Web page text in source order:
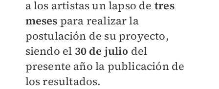
a los artistas un lapso de tres
meses para realizar la
postulación de su proyecto,
siendo el 30 de julio del
presente año la publicación de
los resultados.